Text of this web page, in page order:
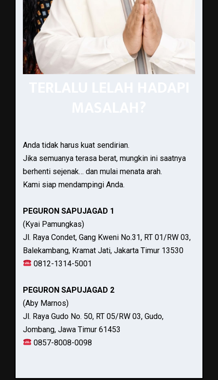
Anda tidak harus kuat sendirian.
Jika semuanya terasa berat, mungkin ini saatnya
berhenti sejenak… dan mulai menata arah.
Kami siap mendampingi Anda.
PEGURON SAPUJAGAD 1
(Kyai Pamungkas)
Jl. Raya Condet, Gang Kweni No.31, RT 01/RW 03,
Balekambang, Kramat Jati, Jakarta Timur 13530
0812-1314-5001
PEGURON SAPUJAGAD 2
(Aby Marnos)
Jl. Raya Gudo No. 50, RT 05/RW 03, Gudo,
Jombang, Jawa Timur 61453
0857-8008-0098